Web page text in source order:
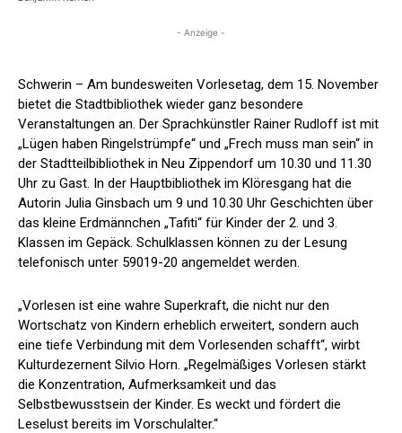
- Anzeige -
Schwerin – Am bundesweiten Vorlesetag, dem 15. November
bietet die Stadtbibliothek wieder ganz besondere
Veranstaltungen an. Der Sprachkünstler Rainer Rudloff ist mit
„Lügen haben Ringelstrümpfe“ und „Frech muss man sein“ in
der Stadtteilbibliothek in Neu Zippendorf um 10.30 und 11.30
Uhr zu Gast. In der Hauptbibliothek im Klöresgang hat die
Autorin Julia Ginsbach um 9 und 10.30 Uhr Geschichten über
das kleine Erdmännchen „Tafiti“ für Kinder der 2. und 3.
Klassen im Gepäck. Schulklassen können zu der Lesung
telefonisch unter 59019-20 angemeldet werden.
„Vorlesen ist eine wahre Superkraft, die nicht nur den
Wortschatz von Kindern erheblich erweitert, sondern auch
eine tiefe Verbindung mit dem Vorlesenden schafft“, wirbt
Kulturdezernent Silvio Horn. „Regelmäßiges Vorlesen stärkt
die Konzentration, Aufmerksamkeit und das
Selbstbewusstsein der Kinder. Es weckt und fördert die
Leselust bereits im Vorschulalter.“